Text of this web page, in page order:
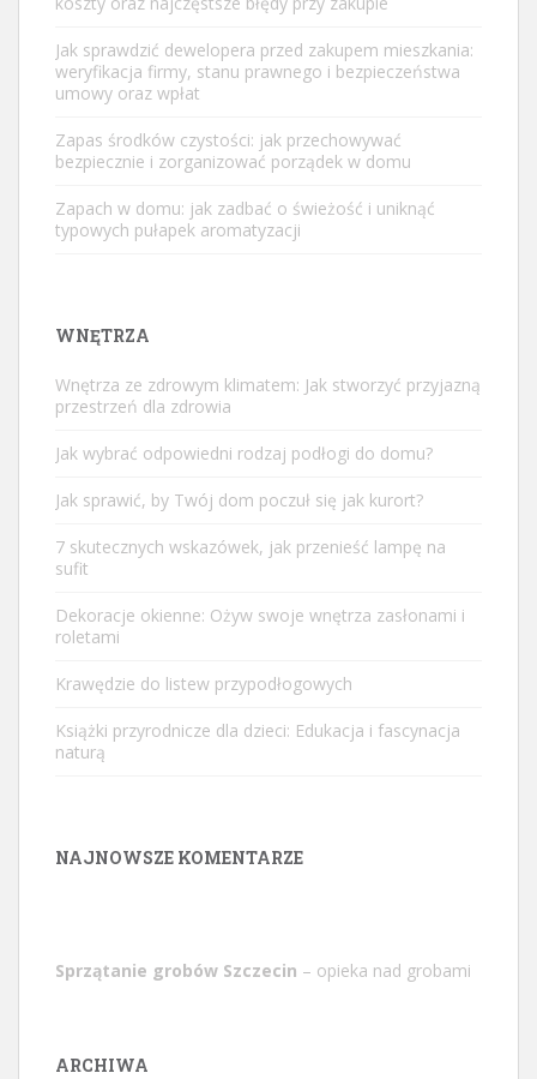
Jak sprawdzić dewelopera przed zakupem mieszkania:
weryfikacja firmy, stanu prawnego i bezpieczeństwa
umowy oraz wpłat
Zapas środków czystości: jak przechowywać
bezpiecznie i zorganizować porządek w domu
Zapach w domu: jak zadbać o świeżość i uniknąć
typowych pułapek aromatyzacji
WNĘTRZA
Wnętrza ze zdrowym klimatem: Jak stworzyć przyjazną
przestrzeń dla zdrowia
Jak wybrać odpowiedni rodzaj podłogi do domu?
Jak sprawić, by Twój dom poczuł się jak kurort?
7 skutecznych wskazówek, jak przenieść lampę na
sufit
Dekoracje okienne: Ożyw swoje wnętrza zasłonami i
roletami
Krawędzie do listew przypodłogowych
Książki przyrodnicze dla dzieci: Edukacja i fascynacja
naturą
NAJNOWSZE KOMENTARZE
Sprzątanie grobów Szczecin – opieka nad grobami
ARCHIWA